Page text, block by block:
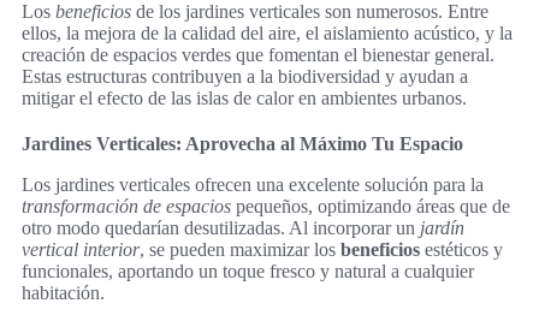
Los beneficios de los jardines verticales son numerosos. Entre
ellos, la mejora de la calidad del aire, el aislamiento acústico, y la
creación de espacios verdes que fomentan el bienestar general.
Estas estructuras contribuyen a la biodiversidad y ayudan a
mitigar el efecto de las islas de calor en ambientes urbanos.
Jardines Verticales: Aprovecha al Máximo Tu Espacio
Los jardines verticales ofrecen una excelente solución para la
transformación de espacios pequeños, optimizando áreas que de
otro modo quedarían desutilizadas. Al incorporar un jardín
vertical interior, se pueden maximizar los beneficios estéticos y
funcionales, aportando un toque fresco y natural a cualquier
habitación.